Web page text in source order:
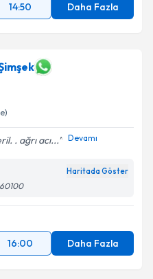
14:50 Daha Fazla
. ağrı acı... Devamı
Haritada Göster
16:00 Daha Fazla